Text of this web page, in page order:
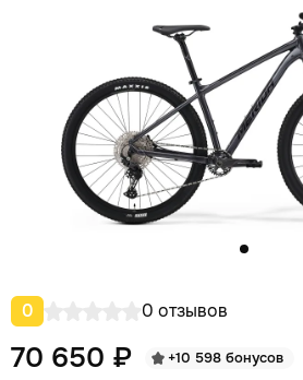
0 0 отзывов
70 650 ₽ +10 598 бонусов